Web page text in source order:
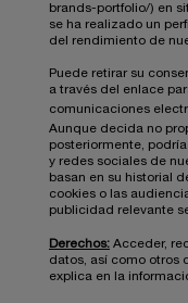
brands-portfolio/) en
se ha realizado un
del rendimiento de
Puede retirar su
a través del enlace
comunicaciones
Aunque decida no
posteriormente,
y redes sociales de
basan en su historial
cookies o las
publicidad relevante
Derechos: Acceder,
datos, así como otros
explica en la